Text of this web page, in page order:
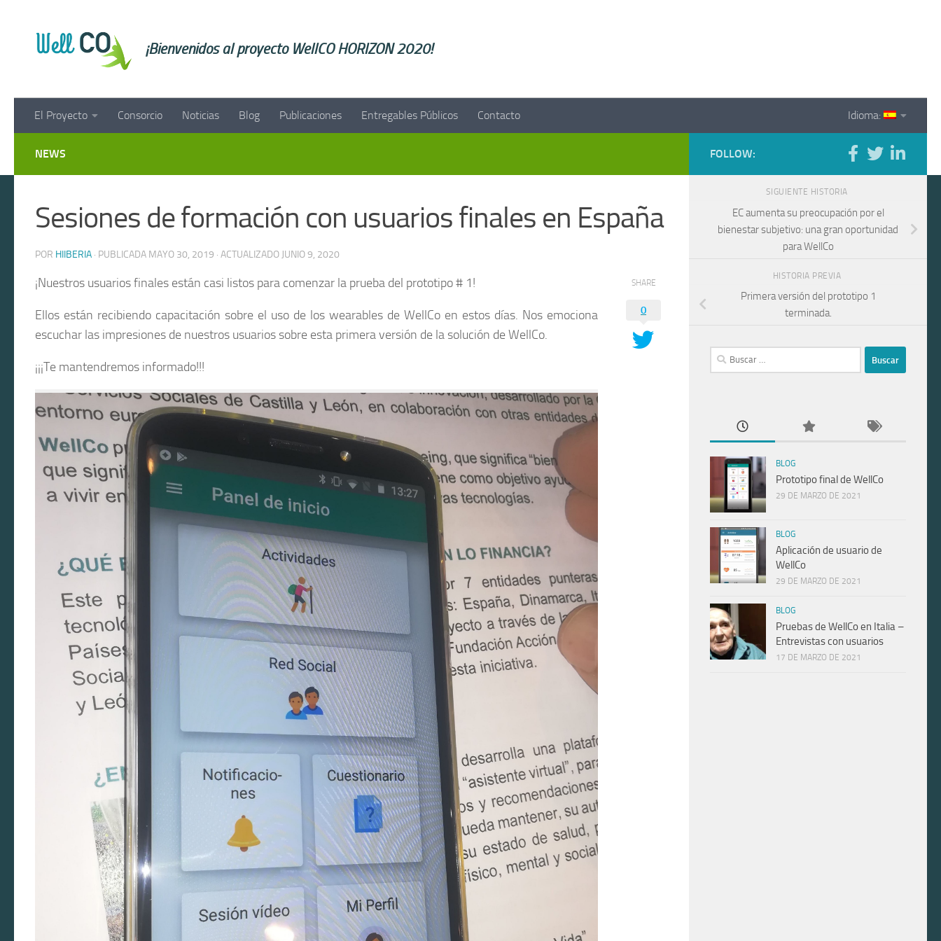
¡Bienvenidos al proyecto WellCO HORIZON 2020!
El Proyecto Consorcio Noticias Blog Publicaciones Entregables Públicos Contacto Idioma:
NEWS
Sesiones de formación con usuarios finales en España
POR HIIBERIA · PUBLICADA MAYO 30, 2019 · ACTUALIZADO JUNIO 9, 2020
¡Nuestros usuarios finales están casi listos para comenzar la prueba del prototipo # 1!
Ellos están recibiendo capacitación sobre el uso de los wearables de WellCo en estos días. Nos emociona
escuchar las impresiones de nuestros usuarios sobre esta primera versión de la solución de WellCo.
¡¡¡Te mantendremos informado!!!
SHARE
0
FOLLOW:
SIGUIENTE HISTORIA
EC aumenta su preocupación por el
bienestar subjetivo: una gran oportunidad
para WellCo
HISTORIA PREVIA
Primera versión del prototipo 1
terminada.
Buscar:
BLOG
Prototipo final de WellCo
29 DE MARZO DE 2021
BLOG
Aplicación de usuario de
WellCo
29 DE MARZO DE 2021
BLOG
Pruebas de WellCo en Italia –
Entrevistas con usuarios
17 DE MARZO DE 2021